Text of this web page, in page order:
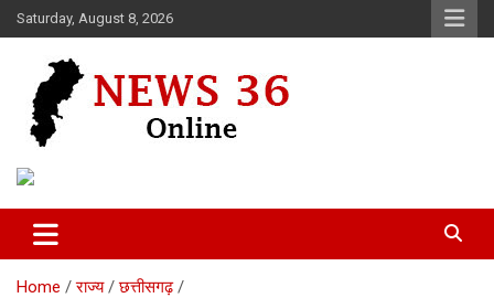
Skip
to
Saturday, August 8, 2026
News 36
Home राज्य
छत्तीसगढ़